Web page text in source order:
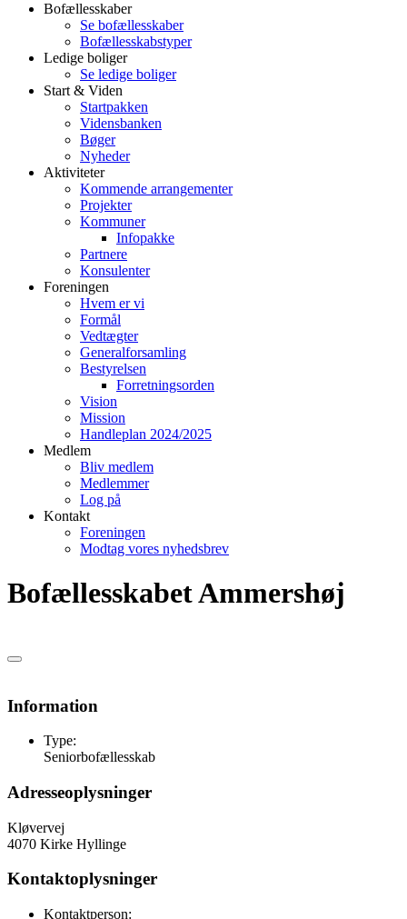
Bofællesskaber
Se bofællesskaber
Bofællesskabstyper
Ledige boliger
Se ledige boliger
Start & Viden
Startpakken
Vidensbanken
Bøger
Nyheder
Aktiviteter
Kommende arrangementer
Projekter
Kommuner
Infopakke
Partnere
Konsulenter
Foreningen
Hvem er vi
Formål
Vedtægter
Generalforsamling
Bestyrelsen
Forretningsorden
Vision
Mission
Handleplan 2024/2025
Medlem
Bliv medlem
Medlemmer
Log på
Kontakt
Foreningen
Modtag vores nyhedsbrev
Bofællesskabet Ammershøj
Information
Type:
Seniorbofællesskab
Adresseoplysninger
Kløvervej
4070 Kirke Hyllinge
Kontaktoplysninger
Kontaktperson: